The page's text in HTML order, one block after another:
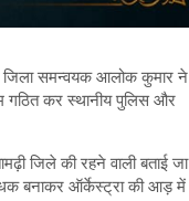
जिला समन्वयक आलोक कुमार ने
गठित कर स्थानीय पुलिस और
जिले की रहने वाली बताई जा
बनाकर ऑर्केस्ट्रा की आड़ में